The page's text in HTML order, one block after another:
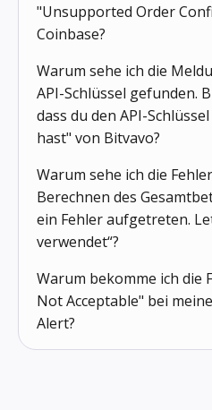
"Unsupported Order
Coinbase?
Warum sehe ich die
API-Schlüssel gefunden.
dass du den API-
hast" von Bitvavo?
Warum sehe ich die
Berechnen des
ein Fehler aufgetreten.
verwendet“?
Warum bekomme ich die
Not Acceptable" bei
Alert?